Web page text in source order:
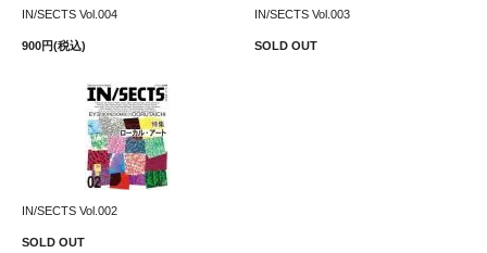
IN/SECTS Vol.004
900円(税込)
IN/SECTS Vol.003
SOLD OUT
IN/SECTS Vol.002
SOLD OUT